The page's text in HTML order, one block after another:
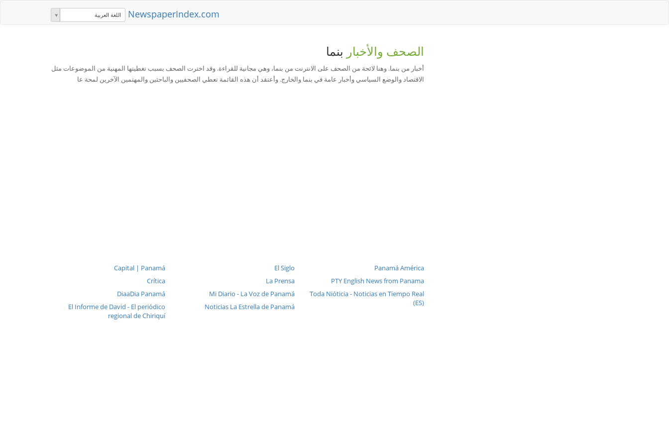
NewspaperIndex.com اللغة العربية
الصحف والأخبار بنما
أخبار من بنما. وهنا لائحة من الصحف على الانترنت من بنما، وهي مجانية للقراءة. وقد اخترت الصحف بسبب تغطيتها المهنية من الموضوعات مثل
الاقتصاد والوضع السياسي وأخبار عامة في بنما والخارج. وأعتقد أن هذه القائمة تعطي الصحفيين والباحثين والمهتمين الآخرين لمحة عا
Capital | Panamá
Crítica
DiaaDia Panamá
El Informe de David - El periódico
regional de Chiriquí
El Siglo
La Prensa
Mi Diario - La Voz de Panamá
Noticias La Estrella de Panamá
Panamá América
PTY English News from Panama
Toda Nióticia - Noticias en Tiempo Real
(ES)